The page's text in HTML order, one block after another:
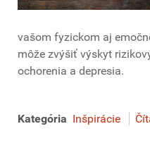
vašom fyzickom aj
môže zvýšiť výskyt
ochorenia a depresia.
Kategória Inšpirácie